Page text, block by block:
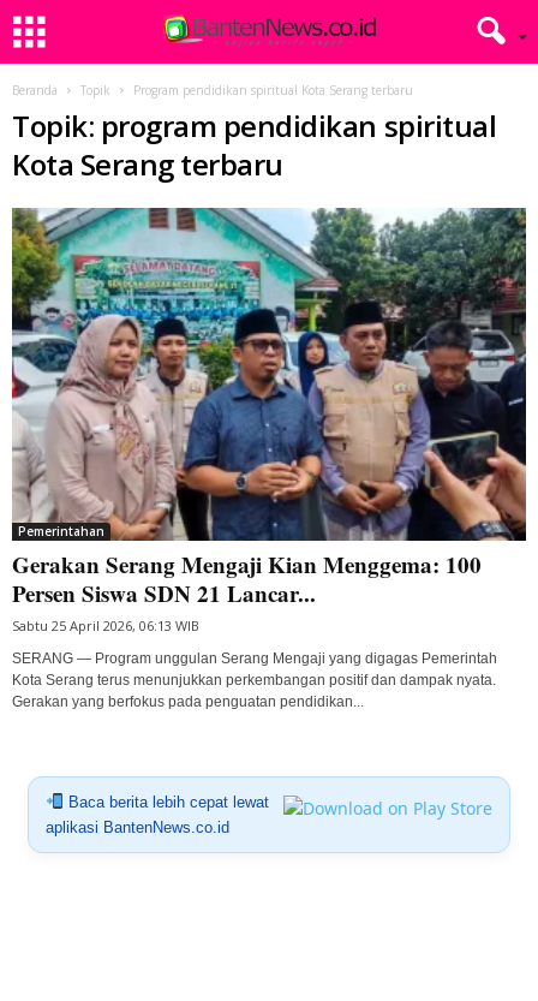
Beranda Topik Program pendidikan spiritual Kota Serang terbaru
Topik: program pendidikan spiritual
Kota Serang terbaru
Pemerintahan
Gerakan Serang Mengaji Kian Menggema: 100
Persen Siswa SDN 21 Lancar...
Sabtu 25 April 2026, 06:13 WIB
SERANG — Program unggulan Serang Mengaji yang digagas Pemerintah
Kota Serang terus menunjukkan perkembangan positif dan dampak nyata.
Gerakan yang berfokus pada penguatan pendidikan...
Baca berita lebih cepat lewat
aplikasi BantenNews.co.id